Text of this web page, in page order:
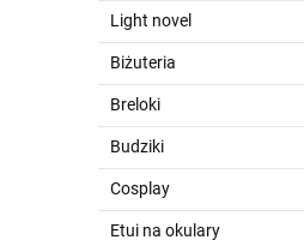
Light novel
Biżuteria
Breloki
Budziki
Cosplay
Etui na okulary